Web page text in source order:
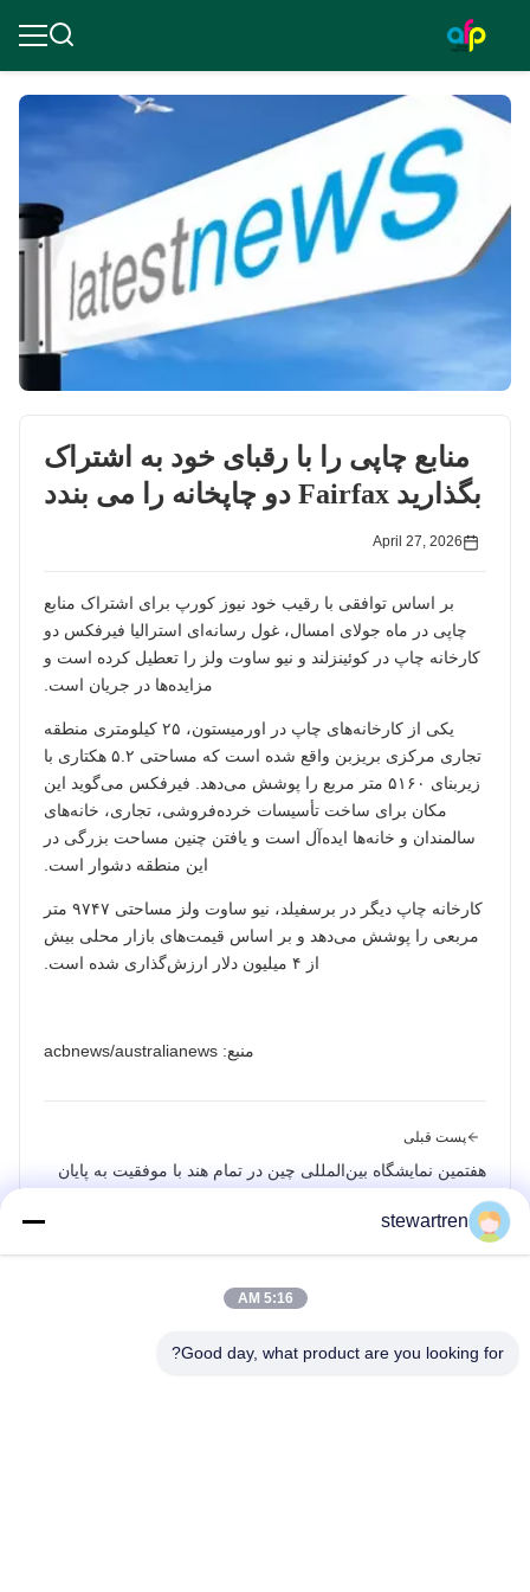
منابع چاپی را با رقبای خود به اشتراک
بگذارید Fairfax دو چاپخانه را می بندد
April 27, 2026
بر اساس توافقی با رقیب خود نیوز کورپ برای اشتراک منابع
چاپی در ماه جولای امسال، غول رسانه‌ای استرالیا فیرفکس دو
کارخانه چاپ در کوئینزلند و نیو ساوت ولز را تعطیل کرده است و
مزایده‌ها در جریان است.
یکی از کارخانه‌های چاپ در اورمیستون، ۲۵ کیلومتری منطقه
تجاری مرکزی بریزبن واقع شده است که مساحتی ۵.۲ هکتاری با
زیربنای ۵۱۶۰ متر مربع را پوشش می‌دهد. فیرفکس می‌گوید این
مکان برای ساخت تأسیسات خرده‌فروشی، تجاری، خانه‌های
سالمندان و خانه‌ها ایده‌آل است و یافتن چنین مساحت بزرگی در
این منطقه دشوار است.
کارخانه چاپ دیگر در برسفیلد، نیو ساوت ولز مساحتی ۹۷۴۷ متر
مربعی را پوشش می‌دهد و بر اساس قیمت‌های بازار محلی بیش
از ۴ میلیون دلار ارزش‌گذاری شده است.
منبع: acbnews/australianews
پست قبلی
هفتمین نمایشگاه بین‌المللی چین در تمام هند با موفقیت به پایان
رسید
پراتی آمریکا مدیر را منصوب می کند
stewartren
5:16 AM
Good day, what product are you looking for?